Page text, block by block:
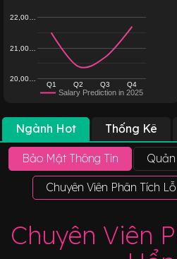
Salary Prediction in 2025
Q1 Q2 Q3 Q4
20,00…
21,00…
22,00…
Ngành Hot Thống Kê
Bảo Mật Thông Tin
Chuyên Viên Phân Tích
Chuyên Viên